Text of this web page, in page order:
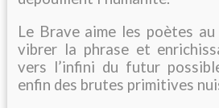
Le Brave aime les poètes
vibrer la phrase et
vers l’infini du futur
enfin des brutes primitives